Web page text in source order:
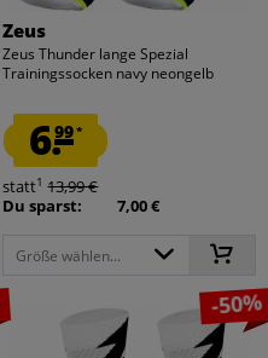
Zeus
Zeus Thunder lange Spezial
Trainingssocken navy neongelb
6.99*
statt1 13,99 €
Du sparst:
7,00 €
Größe wählen...
-50%